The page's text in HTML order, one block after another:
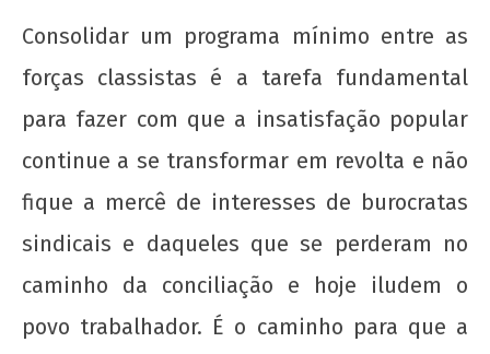
Consolidar um programa mínimo entre as
forças classistas é a tarefa fundamental
para fazer com que a insatisfação popular
continue a se transformar em revolta e não
fique a mercê de interesses de burocratas
sindicais e daqueles que se perderam no
caminho da conciliação e hoje iludem o
povo trabalhador. É o caminho para que a